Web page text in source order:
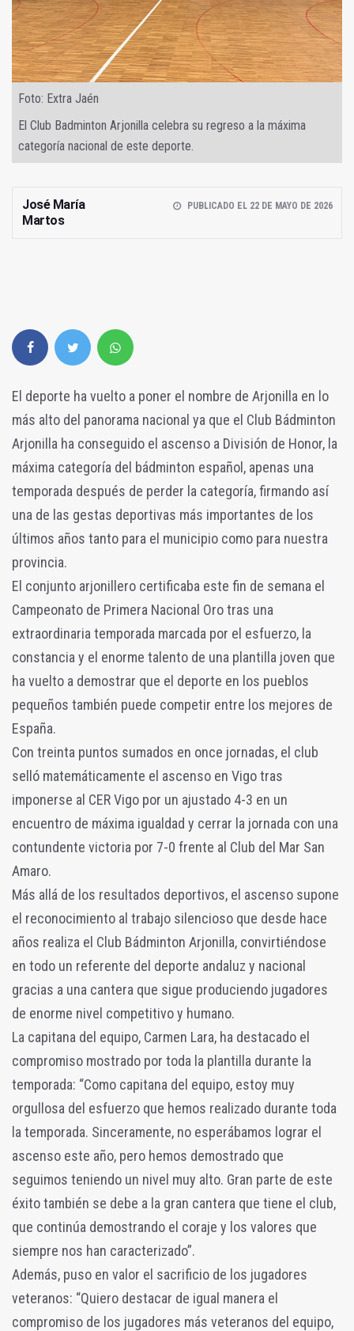
Foto: Extra Jaén
El Club Badminton Arjonilla celebra su regreso a la máxima
categoría nacional de este deporte.
José María
Martos
PUBLICADO EL 22 DE MAYO DE 2026
El deporte ha vuelto a poner el nombre de Arjonilla en lo
más alto del panorama nacional ya que el Club Bádminton
Arjonilla ha conseguido el ascenso a División de Honor, la
máxima categoría del bádminton español, apenas una
temporada después de perder la categoría, firmando así
una de las gestas deportivas más importantes de los
últimos años tanto para el municipio como para nuestra
provincia.
El conjunto arjonillero certificaba este fin de semana el
Campeonato de Primera Nacional Oro tras una
extraordinaria temporada marcada por el esfuerzo, la
constancia y el enorme talento de una plantilla joven que
ha vuelto a demostrar que el deporte en los pueblos
pequeños también puede competir entre los mejores de
España.
Con treinta puntos sumados en once jornadas, el club
selló matemáticamente el ascenso en Vigo tras
imponerse al CER Vigo por un ajustado 4-3 en un
encuentro de máxima igualdad y cerrar la jornada con una
contundente victoria por 7-0 frente al Club del Mar San
Amaro.
Más allá de los resultados deportivos, el ascenso supone
el reconocimiento al trabajo silencioso que desde hace
años realiza el Club Bádminton Arjonilla, convirtiéndose
en todo un referente del deporte andaluz y nacional
gracias a una cantera que sigue produciendo jugadores
de enorme nivel competitivo y humano.
La capitana del equipo, Carmen Lara, ha destacado el
compromiso mostrado por toda la plantilla durante la
temporada: “Como capitana del equipo, estoy muy
orgullosa del esfuerzo que hemos realizado durante toda
la temporada. Sinceramente, no esperábamos lograr el
ascenso este año, pero hemos demostrado que
seguimos teniendo un nivel muy alto. Gran parte de este
éxito también se debe a la gran cantera que tiene el club,
que continúa demostrando el coraje y los valores que
siempre nos han caracterizado”.
Además, puso en valor el sacrificio de los jugadores
veteranos: “Quiero destacar de igual manera el
compromiso de los jugadores más veteranos del equipo,